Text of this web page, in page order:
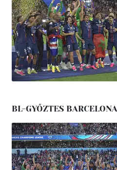
BL-GYŐZTES